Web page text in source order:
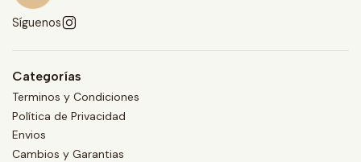
Síguenos
Categorías
Terminos y Condiciones
Política de Privacidad
Envios
Cambios y Garantias